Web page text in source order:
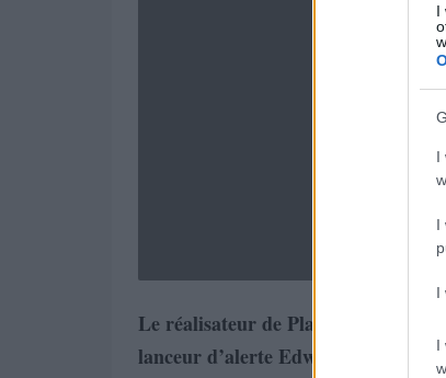
I
I
I
I
I
Le réalisateur de Platoon ou de
lanceur d’alerte Edward Snowden.